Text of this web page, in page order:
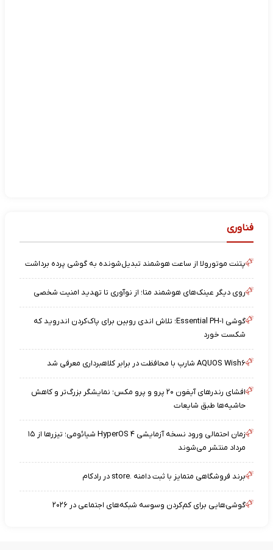
فناوری
پتنت موتورولا از ساعت هوشمند تبدیل‌شونده به گوشی پرده برداشت
روی دیگر عینک‌های هوشمند متا؛ از نوآوری تا تهدید امنیت شخصی
گوشی Essential PH-۱؛ تلاش اندی روبین برای پاک‌کردن اندروید که
شکست خورد
AQUOS Wish۶ شارپ با محافظت در برابر کلاهبرداری معرفی شد
افشای رندرهای آیفون ۲۰ پرو و پرو مکس؛ نمایشگر بزرگ‌تر و کاهش
حاشیه‌ها طبق شایعات
زمان احتمالی ورود نسخه آزمایشی HyperOS ۴ شیائومی؛ تیزرها از ۱۵
مرداد منتشر می‌شوند
برند فروشگاهی متمایز با ثبت دامنه .store در رادکام
گوشی‌هایی برای کم‌کردن وسوسه شبکه‌های اجتماعی در ۲۰۲۶